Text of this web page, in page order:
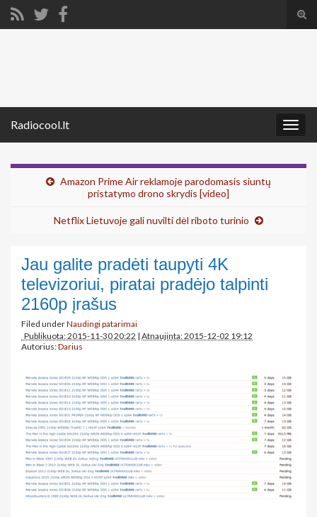
Radiocool.lt
Amazon Prime Air reklamoje parodomasis siuntų
pristatymo drono skrydis [video]
Netflix Lietuvoje gali nuvilti dėl riboto turinio
Jau galite pradėti taupyti 4K
televizoriui, piratai pradėjo talpinti
2160p įrašus
Filed underNaudingi patarimai
Publikuota: 2015-11-30 20:22 | Atnaujinta: 2015-12-02 19:12
Autorius:Darius